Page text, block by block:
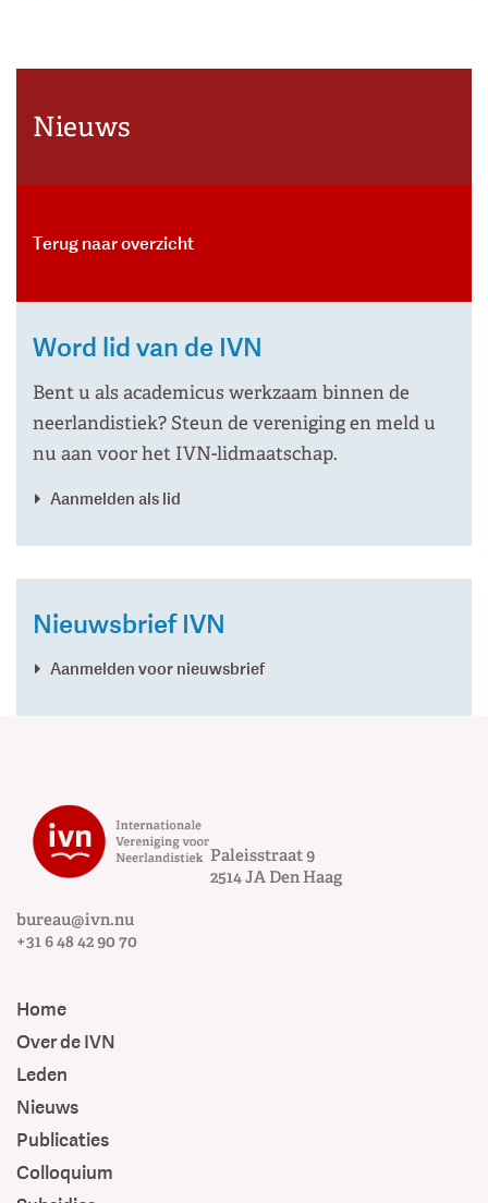
Nieuws
Terug naar overzicht
Word lid van de IVN
Bent u als academicus werkzaam binnen de
neerlandistiek? Steun de vereniging en meld u
nu aan voor het IVN-lidmaatschap.
Aanmelden als lid
Nieuwsbrief IVN
Aanmelden voor nieuwsbrief
Paleisstraat 9
2514 JADen Haag
bureau@ivn.nu
+31 6 48 42 90 70
Home
Over de IVN
Leden
Nieuws
Publicaties
Colloquium